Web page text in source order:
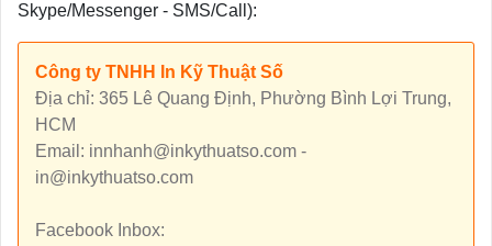
Skype/Messenger - SMS/Call):
Công ty TNHH In Kỹ Thuật Số
Địa chỉ: 365 Lê Quang Định, Phường Bình Lợi Trung,
HCM
Email: innhanh@inkythuatso.com -
in@inkythuatso.com
Facebook Inbox: